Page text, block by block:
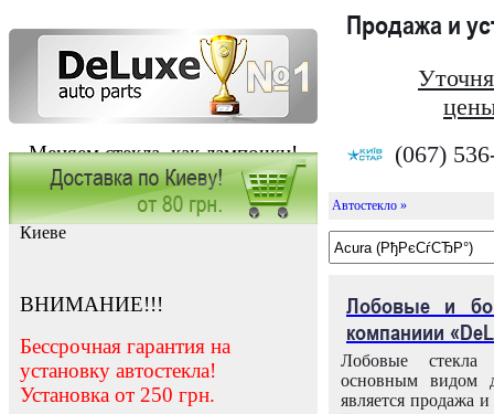
Меняем стекла, как лампочки!
Продажа и
(067)
Заказать установку автостекла в
Киеве
ВНИМАНИЕ!!!
Бессрочная гарантия на
установку автостекла!
Установка от 250 грн.
Автостекло »
Лобовые и
компаниии
Лобовые
основным видом
является продажа и